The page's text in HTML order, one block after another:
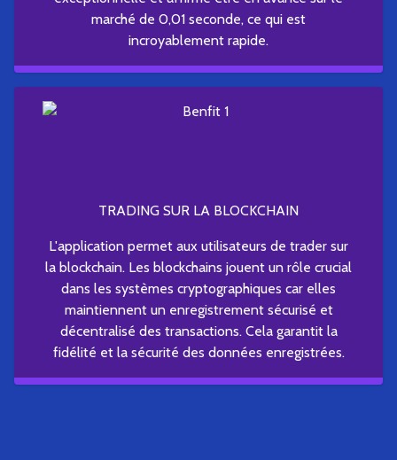
marché de 0,01 seconde, ce qui est
incroyablement rapide.
TRADING SUR LA BLOCKCHAIN
L'application permet aux utilisateurs de trader sur
la blockchain. Les blockchains jouent un rôle crucial
dans les systèmes cryptographiques car elles
maintiennent un enregistrement sécurisé et
décentralisé des transactions. Cela garantit la
fidélité et la sécurité des données enregistrées.